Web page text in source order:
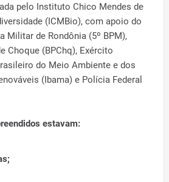
pelo Instituto Chico Mendes de
(ICMBio), com apoio do
Militar de Rondônia (5º BPM),
Choque (BPChq), Exército
do Meio Ambiente e dos
(Ibama) e Polícia Federal
estavam: